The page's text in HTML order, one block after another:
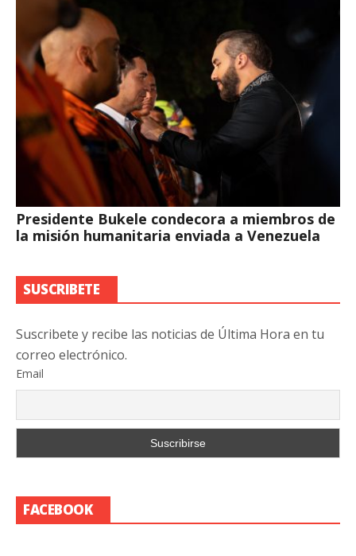
Presidente Bukele condecora a miembros de
la misión humanitaria enviada a Venezuela
SUSCRIBETE
Suscribete y recibe las noticias de Última Hora en tu
correo electrónico.
Email
FACEBOOK